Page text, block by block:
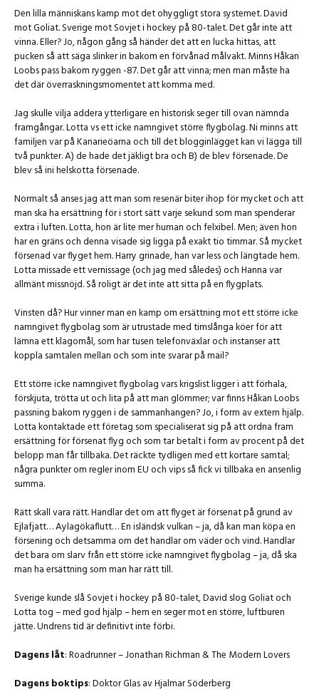
Den lilla människans kamp mot det ohyggligt stora systemet. David
mot Goliat. Sverige mot Sovjet i hockey på 80-talet. Det går inte att
vinna. Eller? Jo, någon gång så händer det att en lucka hittas, att
pucken så att säga slinker in bakom en förvånad målvakt. Minns Håkan
Loobs pass bakom ryggen -87. Det går att vinna; men man måste ha
det där överraskningsmomentet att komma med.
Jag skulle vilja addera ytterligare en historisk seger till ovan nämnda
framgångar. Lotta vs ett icke namngivet större flygbolag. Ni minns att
familjen var på Kanarieöarna och till det blogginlägget kan vi lägga till
två punkter. A) de hade det jäkligt bra och B) de blev försenade. De
blev så ini helskotta försenade.
Normalt så anses jag att man som resenär biter ihop för mycket och att
man ska ha ersättning för i stort sätt varje sekund som man spenderar
extra i luften. Lotta, hon är lite mer human och felxibel. Men; även hon
har en gräns och denna visade sig ligga på exakt tio timmar. Så mycket
försenad var flyget hem. Harry grinade, han var less och längtade hem.
Lotta missade ett vernissage (och jag med således) och Hanna var
allmänt missnöjd. Så roligt är det inte att sitta på en flygplats.
Vinsten då? Hur vinner man en kamp om ersättning mot ett större icke
namngivet flygbolag som är utrustade med timslånga köer för att
lämna ett klagomål, som har tusen telefonväxlar och instanser att
koppla samtalen mellan och som inte svarar på mail?
Ett större icke namngivet flygbolag vars krigslist ligger i att förhala,
förskjuta, trötta ut och lita på att man glömmer; var finns Håkan Loobs
passning bakom ryggen i de sammanhangen? Jo, i form av extern hjälp.
Lotta kontaktade ett företag som specialiserat sig på att ordna fram
ersättning för försenat flyg och som tar betalt i form av procent på det
belopp man får tillbaka. Det räckte tydligen med ett kortare samtal;
några punkter om regler inom EU och vips så fick vi tillbaka en ansenlig
summa.
Rätt skall vara rätt. Handlar det om att flyget är försenat på grund av
Ejlafjatt… Aylagökaflutt… En isländsk vulkan – ja, då kan man köpa en
försening och detsamma om det handlar om väder och vind. Handlar
det bara om slarv från ett större icke namngivet flygbolag – ja, då ska
man ha ersättning som man har rätt till.
Sverige kunde slå Sovjet i hockey på 80-talet, David slog Goliat och
Lotta tog – med god hjälp – hem en seger mot en större, luftburen
jätte. Undrens tid är definitivt inte förbi.
Dagens låt: Roadrunner – Jonathan Richman & The Modern Lovers
Dagens boktips: Doktor Glas av Hjalmar Söderberg